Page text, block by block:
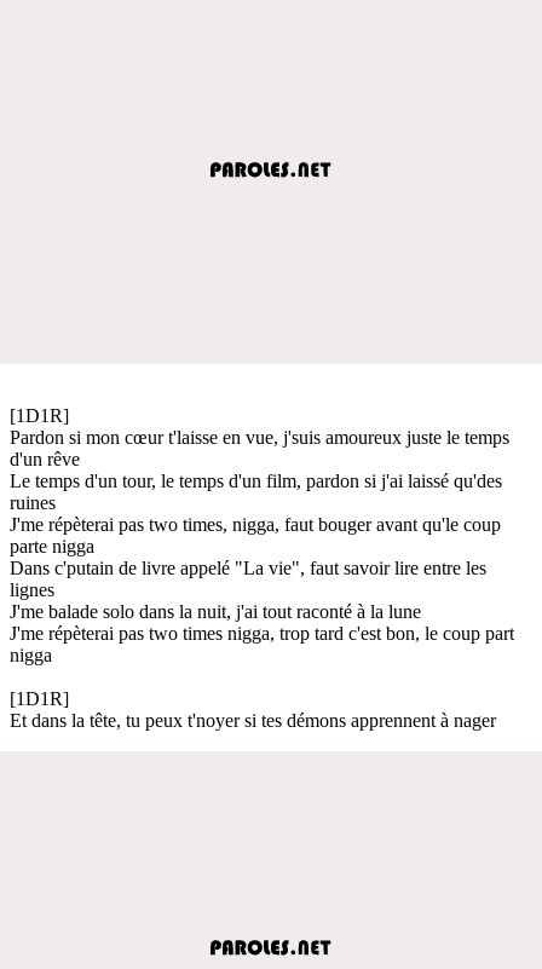
[1D1R]
Pardon si mon cœur t'laisse en vue, j'suis amoureux juste le temps
d'un rêve
Le temps d'un tour, le temps d'un film, pardon si j'ai laissé qu'des
ruines
J'me répèterai pas two times, nigga, faut bouger avant qu'le coup
parte nigga
Dans c'putain de livre appelé "La vie", faut savoir lire entre les
lignes
J'me balade solo dans la nuit, j'ai tout raconté à la lune
J'me répèterai pas two times nigga, trop tard c'est bon, le coup part
nigga
[1D1R]
Et dans la tête, tu peux t'noyer si tes démons apprennent à nager